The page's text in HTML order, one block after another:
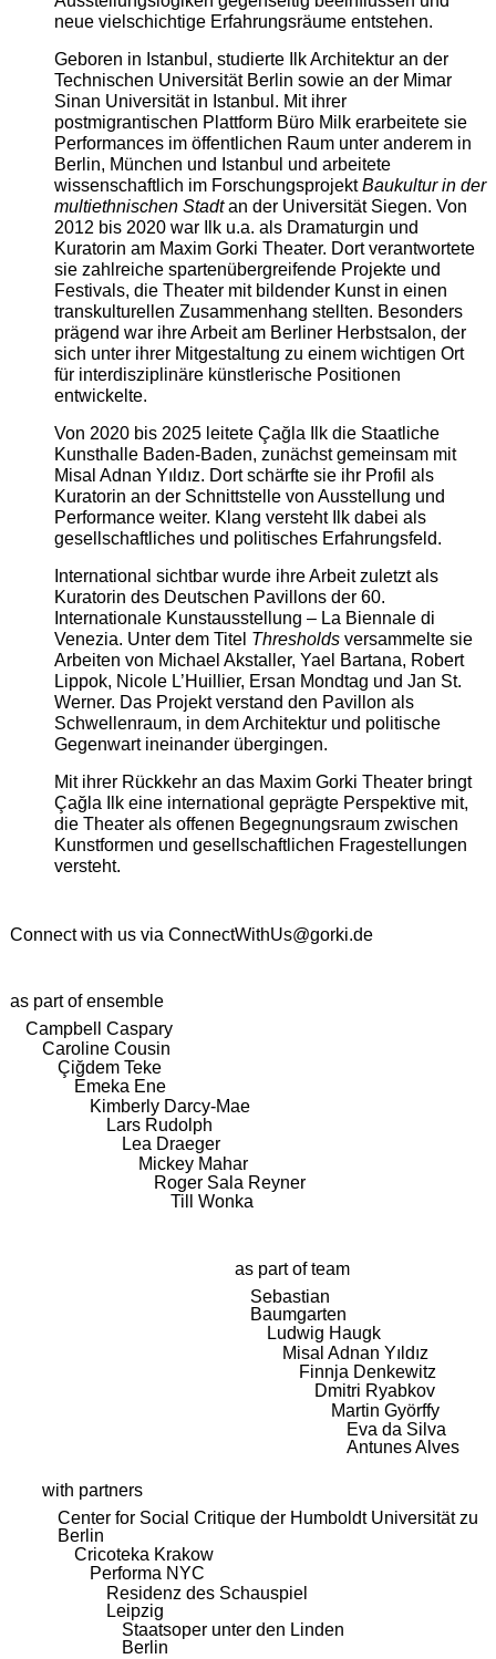
neue vielschichtige Erfahrungsräume entstehen.
Geboren in Istanbul, studierte Ilk Architektur an der
Technischen Universität Berlin sowie an der Mimar
Sinan Universität in Istanbul. Mit ihrer
postmigrantischen Plattform Büro Milk erarbeitete sie
Performances im öffentlichen Raum unter anderem in
Berlin, München und Istanbul und arbeitete
wissenschaftlich im ForschungsprojektBaukultur in der
multiethnischen Stadtan der Universität Siegen. Von
2012 bis 2020 war Ilk u.a. als Dramaturgin und
Kuratorin am Maxim Gorki Theater. Dort verantwortete
sie zahlreiche spartenübergreifende Projekte und
Festivals, die Theater mit bildender Kunst in einen
transkulturellen Zusammenhang stellten. Besonders
prägend war ihre Arbeit am Berliner Herbstsalon, der
sich unter ihrer Mitgestaltung zu einem wichtigen Ort
für interdisziplinäre künstlerische Positionen
entwickelte.
Von 2020 bis 2025 leitete Çağla Ilk die Staatliche
Kunsthalle Baden-Baden, zunächst gemeinsam mit
Misal Adnan Yıldız. Dort schärfte sie ihr Profil als
Kuratorin an der Schnittstelle von Ausstellung und
Performance weiter. Klang versteht Ilk dabei als
gesellschaftliches und politisches Erfahrungsfeld.
International sichtbar wurde ihre Arbeit zuletzt als
Kuratorin des Deutschen Pavillons der 60.
Internationale Kunstausstellung – La Biennale di
Venezia. Unter dem Titel Thresholdsversammelte sie
Arbeiten von Michael Akstaller, Yael Bartana, Robert
Lippok, Nicole L’Huillier, Ersan Mondtag und Jan St.
Werner. Das Projekt verstand den Pavillon als
Schwellenraum, in dem Architektur und politische
Gegenwart ineinander übergingen.
Mit ihrer Rückkehr an das Maxim Gorki Theater bringt
Çağla Ilk eine international geprägte Perspektive mit,
die Theater als offenen Begegnungsraum zwischen
Kunstformen und gesellschaftlichen Fragestellungen
versteht.
Connect with us via ConnectWithUs@gorki.de
as part of ensemble
Campbell Caspary
Caroline Cousin
Çiğdem Teke
Emeka Ene
Kimberly Darcy-Mae
Lars Rudolph
Lea Draeger
Mickey Mahar
Roger Sala Reyner
Till Wonka
as part of team
Sebastian
Baumgarten
Ludwig Haugk
Misal Adnan Yıldız
Finnja Denkewitz
Dmitri Ryabkov
Martin Györffy
Eva da Silva
Antunes Alves
with partners
Center for Social Critique der Humboldt Universität zu
Berlin
Cricoteka Krakow
Performa NYC
Residenz des Schauspiel
Leipzig
Staatsoper unter den Linden
Berlin